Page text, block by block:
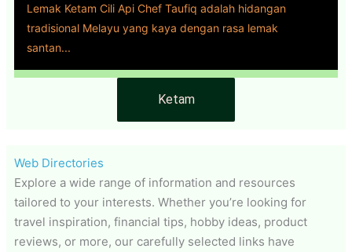
Lemak Ketam Cili Api Chef Taufiq adalah hidangan
tradisional Melayu yang kaya dengan rasa lemak
santan...
Ketam
Web Directories
Explore a wide range of information and resources
tailored to your interests. Whether you’re looking for
travel inspiration, financial tips, hobby ideas, product
reviews, or more, our carefully selected links have